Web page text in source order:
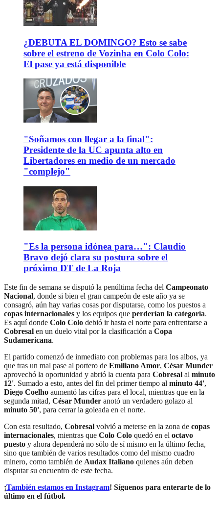
¿DEBUTA EL DOMINGO? Esto se sabe
sobre el estreno de Vozinha en Colo Colo:
El pase ya está disponible
"Soñamos con llegar a la final":
Presidente de la UC apunta alto en
Libertadores en medio de un mercado
"complejo"
"Es la persona idónea para…": Claudio
Bravo dejó clara su postura sobre el
próximo DT de La Roja
Este fin de semana se disputó la penúltima fecha del Campeonato
Nacional, donde si bien el gran campeón de este año ya se
consagró, aún hay varias cosas por disputarse, como los puestos a
copas internacionales y los equipos que perderían la categoría.
Es aquí donde Colo Colo debió ir hasta el norte para enfrentarse a
Cobresal en un duelo vital por la clasificación a Copa
Sudamericana.
El partido comenzó de inmediato con problemas para los albos, ya
que tras un mal pase al portero de Emiliano Amor, César Munder
aprovechó la oportunidad y abrió la cuenta para Cobresal al minuto
12'. Sumado a esto, antes del fin del primer tiempo al minuto 44',
Diego Coelho aumentó las cifras para el local, mientras que en la
segunda mitad, César Munder anotó un verdadero golazo al
minuto 50', para cerrar la goleada en el norte.
Con esta resultado, Cobresal volvió a meterse en la zona de copas
internacionales, mientras que Colo Colo quedó en el octavo
puesto y ahora dependerá no sólo de sí mismo en la último fecha,
sino que también de varios resultados como del mismo cuadro
minero, como también de Audax Italiano quienes aún deben
disputar su encuentro de este fecha.
¡También estamos en Instagram! Síguenos para enterarte de lo
último en el fútbol.